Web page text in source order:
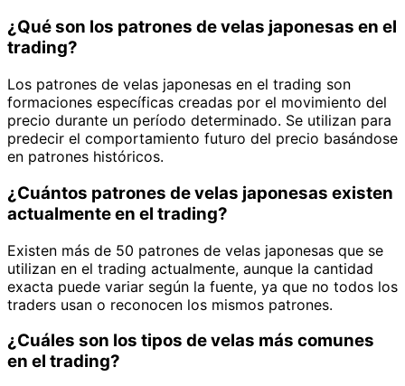
¿Qué son los patrones de velas japonesas en el
trading?
Los patrones de velas japonesas en el trading son
formaciones específicas creadas por el movimiento del
precio durante un período determinado. Se utilizan para
predecir el comportamiento futuro del precio basándose
en patrones históricos.
¿Cuántos patrones de velas japonesas existen
actualmente en el trading?
Existen más de 50 patrones de velas japonesas que se
utilizan en el trading actualmente, aunque la cantidad
exacta puede variar según la fuente, ya que no todos los
traders usan o reconocen los mismos patrones.
¿Cuáles son los tipos de velas más comunes
en el trading?